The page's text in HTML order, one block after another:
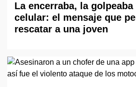
La encerraba, la golpeaba
celular: el mensaje que
rescatar a una joven